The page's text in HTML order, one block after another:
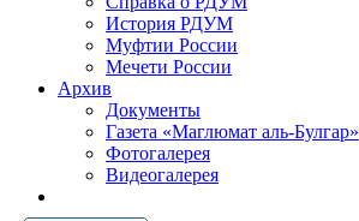
История РДУМ
Муфтии России
Мечети России
Архив
Документы
Газета «Маглюмат аль-Булгар»
Фотогалерея
Видеогалерея